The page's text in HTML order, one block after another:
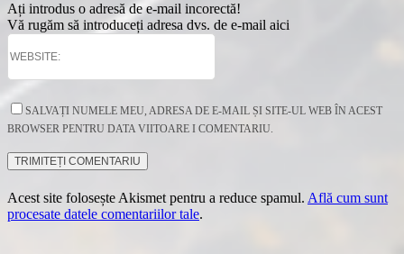
Ați introdus o adresă de e-mail incorectă!
Vă rugăm să introduceți adresa dvs. de e-mail aici
SALVAȚI NUMELE MEU, ADRESA DE E-MAIL ȘI SITE-UL WEB ÎN ACEST
BROWSER PENTRU DATA VIITOARE I COMENTARIU.
Acest site folosește Akismet pentru a reduce spamul. Află cum sunt
procesate datele comentariilor tale.